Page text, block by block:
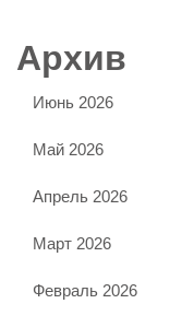
Архив
Июнь 2026
Май 2026
Апрель 2026
Март 2026
Февраль 2026